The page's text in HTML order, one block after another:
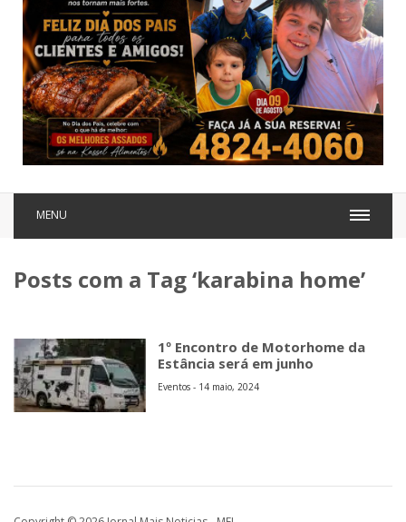
MENU
Posts com a Tag ‘karabina home’
1º Encontro de Motorhome da
Estância será em junho
Eventos - 14 maio, 2024